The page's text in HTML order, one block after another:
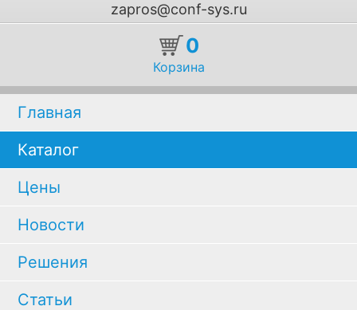
zapros@conf-sys.ru
0
Корзина
Главная
Каталог
Цены
Новости
Решения
Статьи